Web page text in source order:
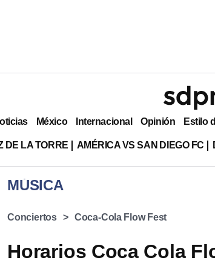
México Internacional Opinión Estilo
DE LA TORRE AMÉRICA VS SAN DIEGO FC
MÚSICA
Conciertos Coca-Cola Flow Fest
Horarios Coca Cola